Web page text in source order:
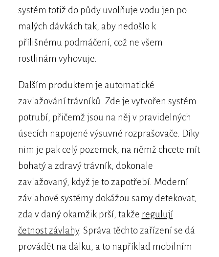
systém totiž do půdy uvolňuje vodu jen po
malých dávkách tak, aby nedošlo k
přílišnému podmáčení, což ne všem
rostlinám vyhovuje.
Dalším produktem je automatické
zavlažování trávníků. Zde je vytvořen systém
potrubí, přičemž jsou na něj v pravidelných
úsecích napojené výsuvné rozprašovače. Díky
nim je pak celý pozemek, na němž chcete mít
bohatý a zdravý trávník, dokonale
zavlažovaný, když je to zapotřebí. Moderní
závlahové systémy dokážou samy detekovat,
zda v daný okamžik prší, takže regulují
četnost závlahy. Správa těchto zařízení se dá
provádět na dálku, a to například mobilním